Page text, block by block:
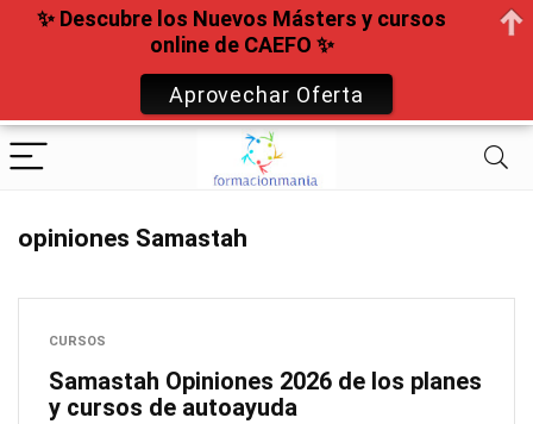
opiniones Samastah
CURSOS
Samastah Opiniones 2026 de los planes
y cursos de autoayuda
✨ Descubre los Nuevos Másters y cursos
online de CAEFO ✨
Aprovechar Oferta